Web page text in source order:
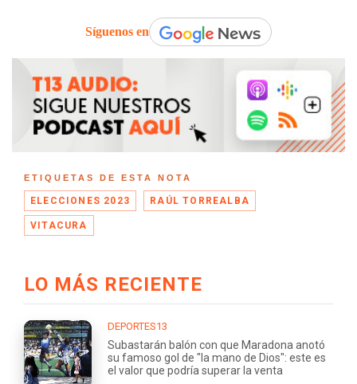
Síguenos en
ETIQUETAS DE ESTA NOTA
ELECCIONES 2023 RAÚL TORREALBA
VITACURA
LO MÁS RECIENTE
DEPORTES13
Subastarán balón con que Maradona anotó
su famoso gol de "la mano de Dios": este es
el valor que podría superar la venta